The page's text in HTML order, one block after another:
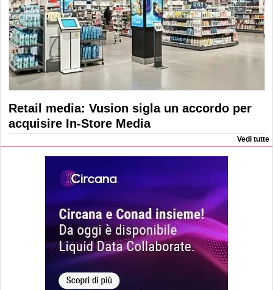
Retail media: Vusion sigla un accordo per
acquisire In-Store Media
Vedi tutte